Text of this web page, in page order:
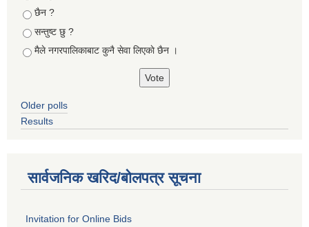
छैन ?
सन्तुष्ट छु ?
मैले नगरपालिकाबाट कुनै सेवा लिएकाे छैन ।
Older polls
Results
सार्वजनिक खरिद/बोलपत्र सूचना
Invitation for Online Bids